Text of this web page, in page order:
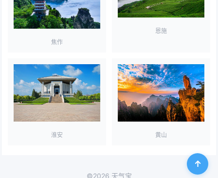
焦作
恩施
淮安 黄山
©2026 天气宝